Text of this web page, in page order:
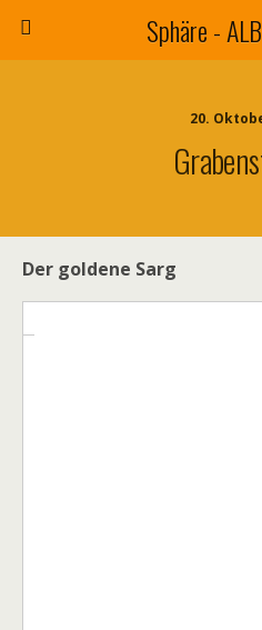
Sphäre -
20.
Der goldene Sarg